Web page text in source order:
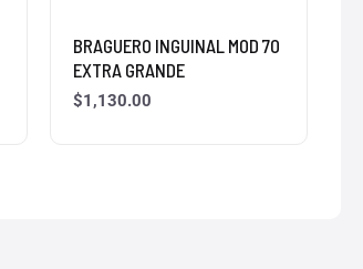
BRAGUERO INGUINAL MOD 70
EXTRA GRANDE
$1,130.00